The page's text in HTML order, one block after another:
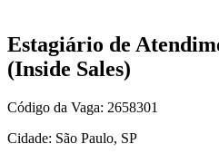
Estagiário de
(Inside Sales)
Código da Vaga: 2658301
Cidade: São Paulo, SP